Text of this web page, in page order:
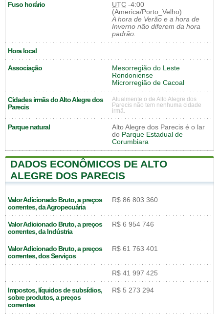
Fuso horário UTC -4:00
(America/Porto_Velho)
A hora de Verão e a hora de
Inverno não diferem da hora
padrão.
Hora local
Associação
Mesorregião do Leste
Rondoniense
Microrregião de Cacoal
Cidades irmãs do Alto Alegre dos
Parecis
Atualmente o de Alto Alegre dos
Parecis não tem nenhuma cidade
irmã.
Parque natural
Alto Alegre dos Parecis é o lar
do Parque Estadual de
Corumbiara
DADOS ECONÔMICOS DE ALTO
ALEGRE DOS PARECIS
Valor Adicionado Bruto, a preços
correntes, da Agropecuária
R$ 86 803 360
Valor Adicionado Bruto, a preços
correntes, da Indústria
R$ 6 954 746
Valor Adicionado Bruto, a preços
correntes, dos Serviços
R$ 61 763 401
R$ 41 997 425
Impostos, líquidos de subsídios,
sobre produtos, a preços
correntes
R$ 5 273 294